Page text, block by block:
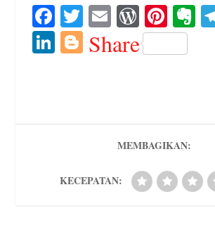
Fa
ce
bo
T
wi
tte
E
m
ail
W
or
d
s
Pi
nt
er
E
Li Bl
Share
MEMBAGIKAN:
KECEPATAN: